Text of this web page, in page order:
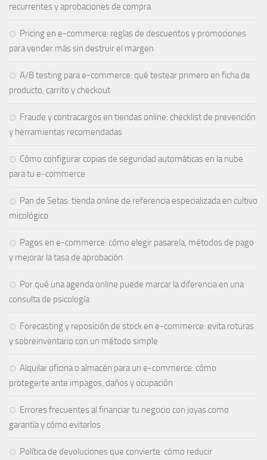
recurrentes y aprobaciones de compra
Pricing en e-commerce: reglas de descuentos y promociones
para vender más sin destruir el margen
A/B testing para e-commerce: qué testear primero en ficha de
producto, carrito y checkout
Fraude y contracargos en tiendas online: checklist de prevención
y herramientas recomendadas
Cómo configurar copias de seguridad automáticas en la nube
para tu e‑commerce
Pan de Setas: tienda online de referencia especializada en cultivo
micológico
Pagos en e-commerce: cómo elegir pasarela, métodos de pago
y mejorar la tasa de aprobación
Por qué una agenda online puede marcar la diferencia en una
consulta de psicología
Forecasting y reposición de stock en e-commerce: evita roturas
y sobreinventario con un método simple
Alquilar oficina o almacén para un e-commerce: cómo
protegerte ante impagos, daños y ocupación
Errores frecuentes al financiar tu negocio con joyas como
garantía y cómo evitarlos
Política de devoluciones que convierte: cómo reducir